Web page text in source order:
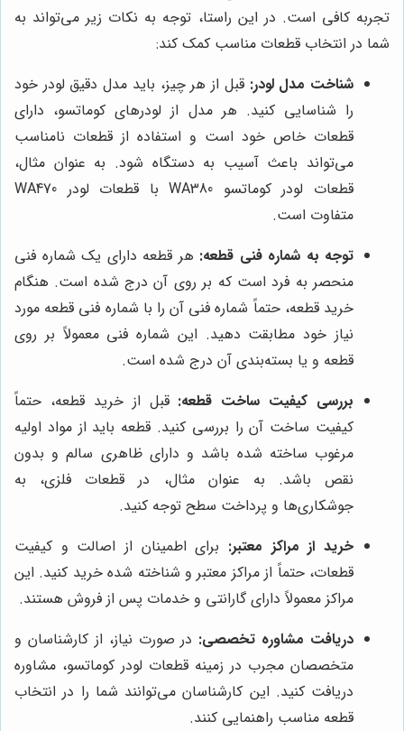
تجربه کافی است. در این راستا، توجه به نکات زیر می‌تواند به
شما در انتخاب قطعات مناسب کمک کند:
شناخت مدل لودر: قبل از هر چیز، باید مدل دقیق لودر خود
را شناسایی کنید. هر مدل از لودرهای کوماتسو، دارای
قطعات خاص خود است و استفاده از قطعات نامناسب
می‌تواند باعث آسیب به دستگاه شود. به عنوان مثال،
قطعات لودر کوماتسو WA380 با قطعات لودر WA470
متفاوت است.
توجه به شماره فنی قطعه: هر قطعه دارای یک شماره فنی
منحصر به فرد است که بر روی آن درج شده است. هنگام
خرید قطعه، حتماً شماره فنی آن را با شماره فنی قطعه مورد
نیاز خود مطابقت دهید. این شماره فنی معمولاً بر روی
قطعه و یا بسته‌بندی آن درج شده است.
بررسی کیفیت ساخت قطعه: قبل از خرید قطعه، حتماً
کیفیت ساخت آن را بررسی کنید. قطعه باید از مواد اولیه
مرغوب ساخته شده باشد و دارای ظاهری سالم و بدون
نقص باشد. به عنوان مثال، در قطعات فلزی، به
جوشکاری‌ها و پرداخت سطح توجه کنید.
خرید از مراکز معتبر: برای اطمینان از اصالت و کیفیت
قطعات، حتماً از مراکز معتبر و شناخته شده خرید کنید. این
مراکز معمولاً دارای گارانتی و خدمات پس از فروش هستند.
دریافت مشاوره تخصصی: در صورت نیاز، از کارشناسان و
متخصصان مجرب در زمینه قطعات لودر کوماتسو، مشاوره
دریافت کنید. این کارشناسان می‌توانند شما را در انتخاب
قطعه مناسب راهنمایی کنند.